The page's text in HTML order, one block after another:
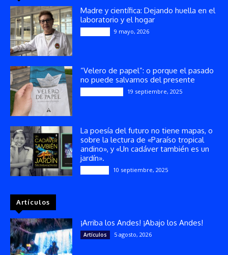
Madre y científica: Dejando huella en el
laboratorio y el hogar
9 mayo, 2026
“Velero de papel”: o porque el pasado
no puede salvarnos del presente
19 septiembre, 2025
La poesía del futuro no tiene mapas, o
sobre la lectura de «Paraíso tropical
andino», y «Un cadáver también es un
jardín».
10 septiembre, 2025
Artículos
¡Arriba los Andes! ¡Abajo los Andes!
Artículos 5 agosto, 2026